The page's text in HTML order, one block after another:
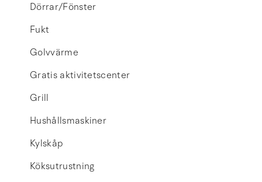
Dörrar/Fönster
Fukt
Golvvärme
Gratis aktivitetscenter
Grill
Hushållsmaskiner
Kylskåp
Köksutrustning